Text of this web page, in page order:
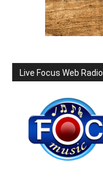
Live Focus Web Radio